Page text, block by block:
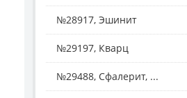
№28917, Эшинит
№29197, Кварц
№29488, Сфалерит, ...